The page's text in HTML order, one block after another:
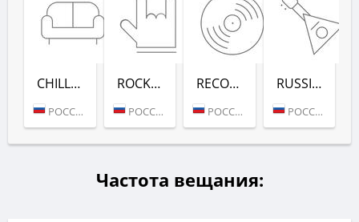
CHILL-OUT (РАДИО РЕКОРД)
РОССИЯ (МОСКВА)
ROCK (РАДИО РЕКОРД)
РОССИЯ (МОСКВА)
RECORD DEEP (РАДИО РЕКОРД)
РОССИЯ (МОСКВА)
RUSSIAN MIX (РАДИО РЕКОРД)
РОССИЯ (МОСКВА)
Частота вещания: